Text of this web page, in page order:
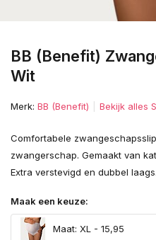
BB (Benefit)
Wit
Merk: BB (Benefit) Bekijk alles
Comfortabele
zwangerschap. Gemaakt van
Extra verstevigd en dubbel laags.
Maak een keuze:
Maat: XL - 15,95